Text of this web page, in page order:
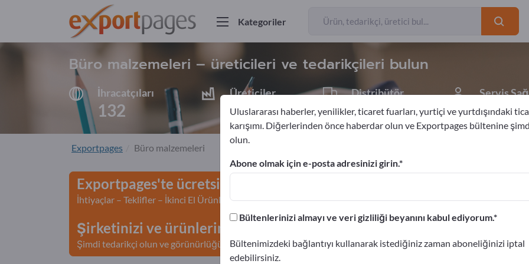
Kategoriler
Büro malzemeleri – üreticileri ve tedarikçileri bulun
İhracatçıları
132
Üreticiler
123
Distribütör
8
Servis
1
132
Üreticiler
123
Exportpages Büro malzemeleri
Exportpages'te ücretsiz reklam verin!
İhtiyaçlar – Teklifler – İkinci El Ürünler – İş İletişim Bilgileri >> buradan başlayın
Şirketinizi ve ürünlerinizi Exportpages'te yayınlayın.
Şimdi tedarikçi olun ve görünürlüğünüzü artırın>> burada yayınlayın
Uluslararası haberler, yenilikler, ticaret fuarları, yurtiçi ve yurtdışındaki
karışımı. Diğerlerinden önce haberdar olun ve Exportpages bültenine
olun.
Abone olmak için e-posta adresinizi girin.
Bültenlerinizi almayı ve veri gizliliği beyanını kabul ediyorum.
Bültenimizdeki bağlantıyı kullanarak istediğiniz zaman aboneliğinizi iptal
edebilirsiniz.